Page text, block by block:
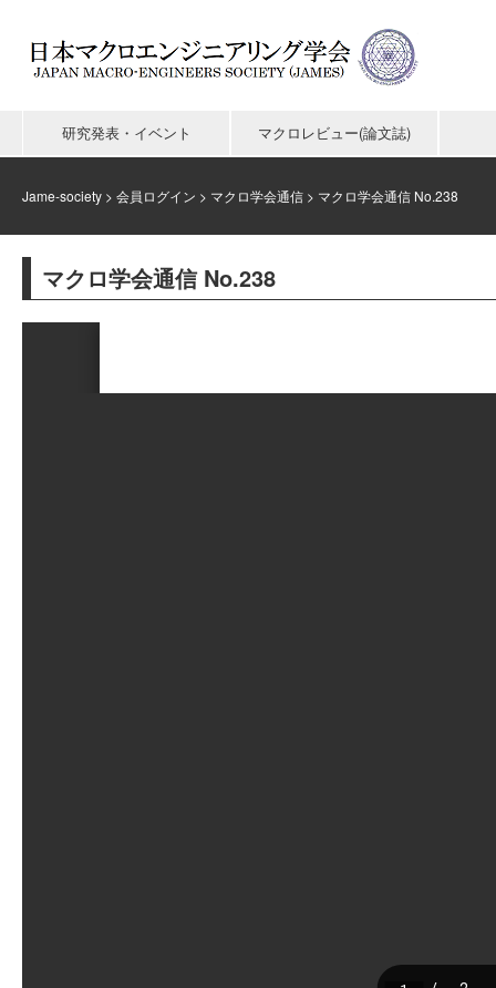
研究発表・イベント マクロレビュー(論文誌)
Jame-society > 会員ログイン > マクロ学会通信 > マクロ学会通信 No.238
マクロ学会通信 No.238